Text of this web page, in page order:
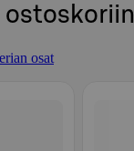
ostoskoriin
osat